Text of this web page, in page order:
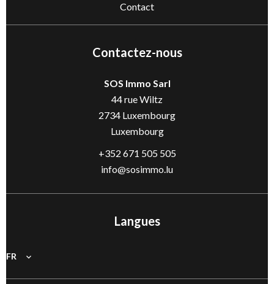
Contact
Contactez-nous
SOS Immo Sarl
44 rue Wiltz
2734 Luxembourg
Luxembourg
+352 671 505 505
info@sosimmo.lu
Langues
FR